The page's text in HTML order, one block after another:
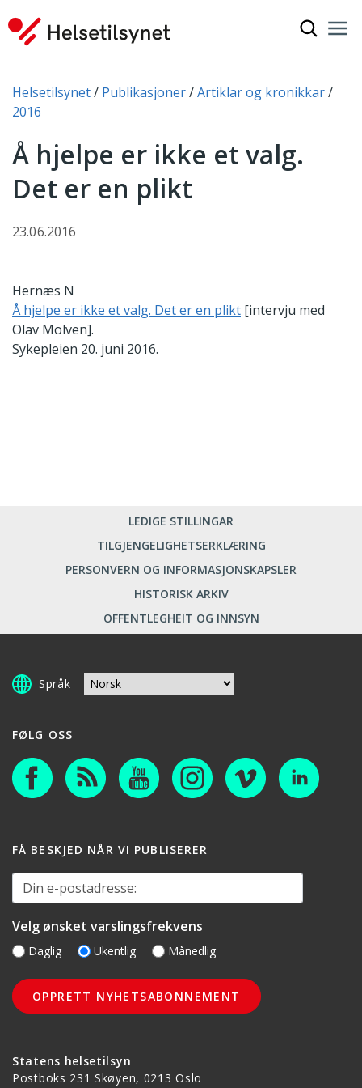
Du er her:
Helsetilsynet Publikasjoner
Artiklar og kronikkar
2016
Å hjelpe er ikke et valg.
Det er en plikt
23.06.2016
Hernæs N
Å hjelpe er ikke et valg. Det er en plikt [intervju med
Olav Molven].
Sykepleien 20. juni 2016.
LEDIGE STILLINGAR
TILGJENGELIGHETSERKLÆRING
PERSONVERN OG INFORMASJONSKAPSLER
HISTORISK ARKIV
OFFENTLEGHEIT OG INNSYN
Språk
Statens helsetilsyn
Postboks 231 Skøyen, 0213 Oslo
FØLG OSS
FÅ BESKJED NÅR VI PUBLISERER
Din e-postadresse:
Velg ønsket varslingsfrekvens
Daglig Ukentlig Månedlig